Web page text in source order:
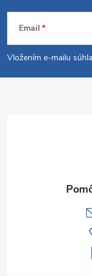
Z
á
p
Email
Vložením e-mailu